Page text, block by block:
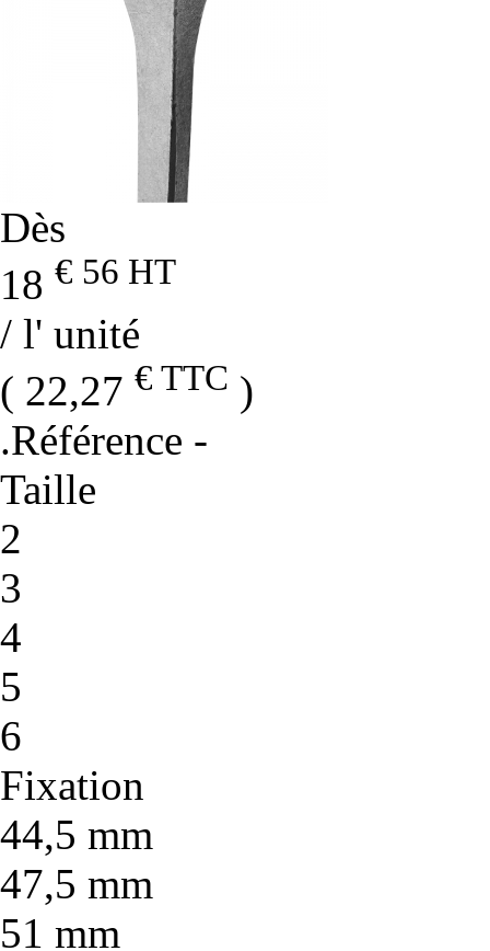
Dès
18 € 56 HT
/ l' unité
( 22,27 € TTC )
.Référence -
Taille
2
3
4
5
6
Fixation
44,5 mm
47,5 mm
51 mm